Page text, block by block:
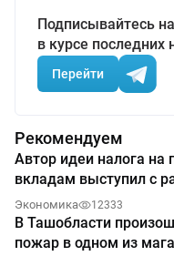
Подписывайтесь
в курсе последних
Перейти
Рекомендуем
Автор идеи налога на
вкладам выступил с
Экономика 12333
В Ташобласти
пожар в одном из